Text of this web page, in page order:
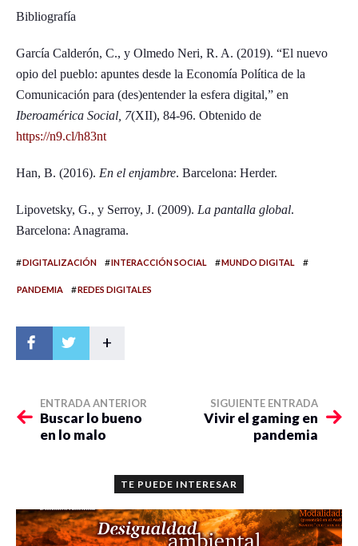
Bibliografía
García Calderón, C., y Olmedo Neri, R. A. (2019). “El nuevo
opio del pueblo: apuntes desde la Economía Política de la
Comunicación para (des)entender la esfera digital,” en
Iberoamérica Social, 7(XII), 84-96. Obtenido de
https://n9.cl/h83nt
Han, B. (2016). En el enjambre. Barcelona: Herder.
Lipovetsky, G., y Serroy, J. (2009). La pantalla global.
Barcelona: Anagrama.
#DIGITALIZACIÓN #INTERACCIÓN SOCIAL #MUNDO DIGITAL #
PANDEMIA #REDES DIGITALES
+
ENTRADA ANTERIOR
Buscar lo bueno
en lo malo
SIGUIENTE ENTRADA
Vivir el gaming en
pandemia
TE PUEDE INTERESAR